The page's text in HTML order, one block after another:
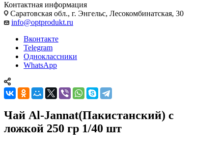
Контактная информация
Саратовская обл., г. Энгельс, Лесокомбинатская, 30
info@optprodukt.ru
Вконтакте
Telegram
Одноклассники
WhatsApp
Чай Al-Jannat(Пакистанский) с
ложкой 250 гр 1/40 шт